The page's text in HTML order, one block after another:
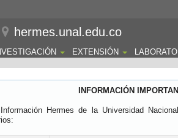
hermes.unal.edu.co
EXTENSIÓN
INFORMACIÓN
Hermes de la Universidad